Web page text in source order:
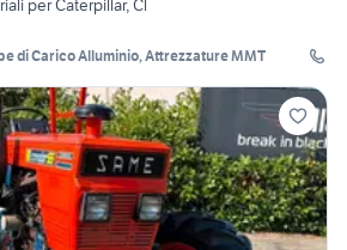
per Caterpillar, Cl
di Carico Alluminio, Attrezzature MMT